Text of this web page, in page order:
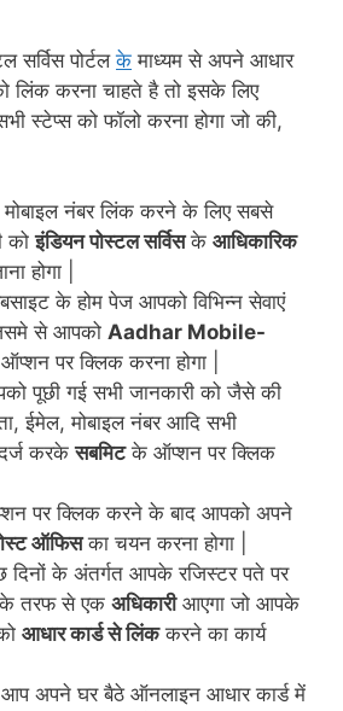
सर्विस पोर्टलके माध्यम से अपने आधार
लिंक करना चाहते है तो इसके लिए
स्टेप्स को फॉलो करना होगा जो की,
मोबाइल नंबर लिंक करने के लिए सबसे
कोइंडियन पोस्टल सर्विसके आधिकारिक
होगा |
के होम पेज आपको विभिन्न सेवाएं
से आपको Aadhar Mobile-
पर क्लिक करना होगा |
पूछी गई सभी जानकारी को जैसे की
ईमेल, मोबाइल नंबर आदि सभी
दर्ज करकेसबमिटके ऑप्शन पर क्लिक
पर क्लिक करने के बाद आपको अपने
ऑफिसका चयन करना होगा |
के अंतर्गत आपके रजिस्टर पते पर
तरफ से एक अधिकारीआएगा जो आपके
आधार कार्ड से लिंककरने का कार्य
अपने घर बैठे ऑनलाइन आधार कार्ड में